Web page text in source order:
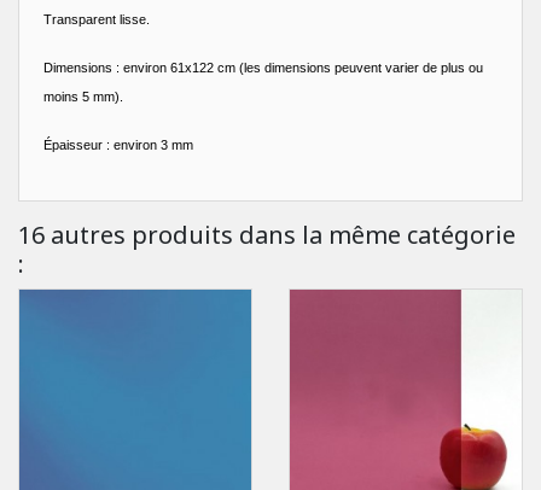
Transparent lisse.
Dimensions : environ 61x122 cm (les dimensions peuvent varier de plus ou
moins 5 mm).
Épaisseur : environ 3 mm
16 autres produits dans la même catégorie
: